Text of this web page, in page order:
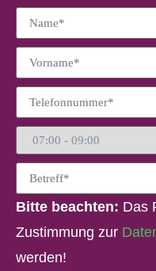
Bitte beachten: Das
Zustimmung zur
werden!